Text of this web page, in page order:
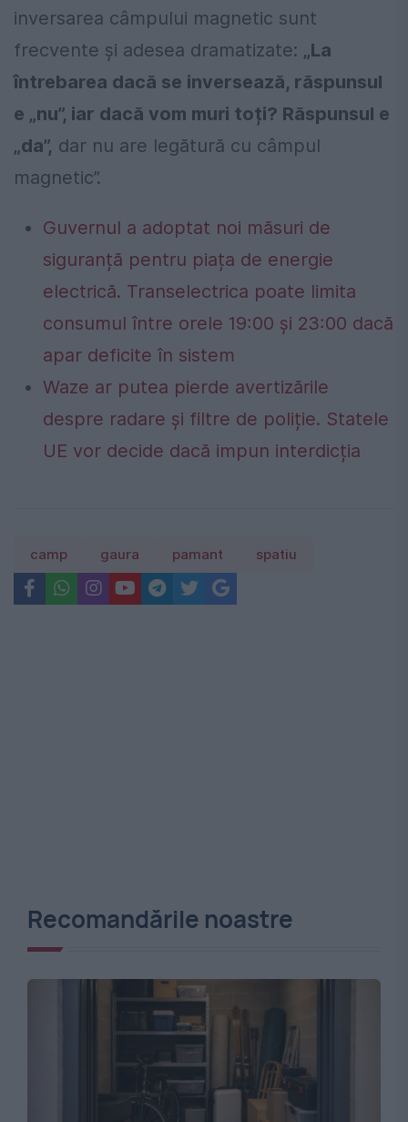
inversarea câmpului magnetic sunt
frecvente și adesea dramatizate: „La
întrebarea dacă se inversează, răspunsul
e „nu”, iar dacă vom muri toți? Răspunsul e
„da”, dar nu are legătură cu câmpul
magnetic”.
Guvernul a adoptat noi măsuri de
siguranță pentru piața de energie
electrică. Transelectrica poate limita
consumul între orele 19:00 și 23:00 dacă
apar deficite în sistem
Waze ar putea pierde avertizările
despre radare și filtre de poliție. Statele
UE vor decide dacă impun interdicția
camp gaura pamant spatiu
Recomandările noastre